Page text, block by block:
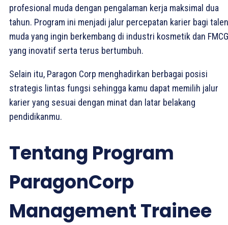
profesional muda dengan pengalaman kerja maksimal dua
tahun. Program ini menjadi jalur percepatan karier bagi
muda yang ingin berkembang di industri kosmetik dan FMCG
yang inovatif serta terus bertumbuh.
Selain itu, Paragon Corp menghadirkan berbagai posisi
strategis lintas fungsi sehingga kamu dapat memilih jalur
karier yang sesuai dengan minat dan latar belakang
pendidikanmu.
Tentang Program
ParagonCorp
Management Trainee